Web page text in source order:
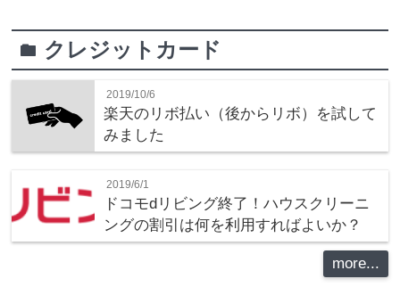
folder クレジットカード
2019/10/6
楽天のリボ払い（後からリボ）を試して
みました
2019/6/1
ドコモdリビング終了！ハウスクリーニ
ングの割引は何を利用すればよいか？
more...